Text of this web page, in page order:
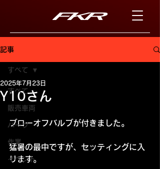
記事
すべて
販売車両
パーツ
作業
イベント
すべて
Y10さん
2025年7月23日
ブローオフバルブが付きました。
猛暑の最中ですが、セッティングに入
ります。